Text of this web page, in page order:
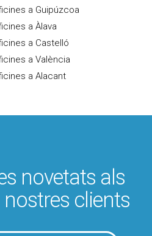
a Guipúzcoa
a Àlava
a Castelló
a València
a Alacant
novetats als
nostres clients